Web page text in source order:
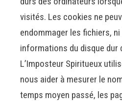
visités. Les cookies ne
endommager les fichiers,
informations du disque dur
L’Imposteur Spiritueux
nous aider à mesurer le
temps moyen passé, les